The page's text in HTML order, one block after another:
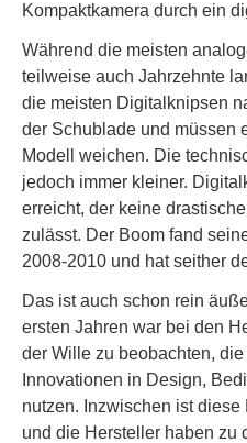
Kompaktkamera durch ein
Während die meisten
teilweise auch Jahrzehnte
die meisten Digitalknipsen
der Schublade und müssen
Modell weichen. Die
jedoch immer kleiner.
erreicht, der keine
zulässt. Der Boom fand
2008-2010 und hat seither
Das ist auch schon rein
ersten Jahren war bei den
der Wille zu beobachten,
Innovationen in Design,
nutzen. Inzwischen ist
und die Hersteller haben zu